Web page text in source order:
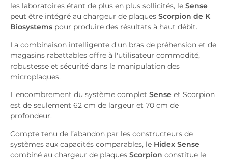
les laboratoires étant de plus en plus sollicités, le Sense
peut être intégré au chargeur de plaques Scorpion de K
Biosystems pour produire des résultats à haut débit.
La combinaison intelligente d'un bras de préhension et de
magasins rabattables offre à l'utilisateur commodité,
robustesse et sécurité dans la manipulation des
microplaques.
L'encombrement du système complet Sense et Scorpion
est de seulement 62 cm de largeur et 70 cm de
profondeur.
Compte tenu de l’abandon par les constructeurs de
systèmes aux capacités comparables, le Hidex Sense
combiné au chargeur de plaques Scorpion constitue le